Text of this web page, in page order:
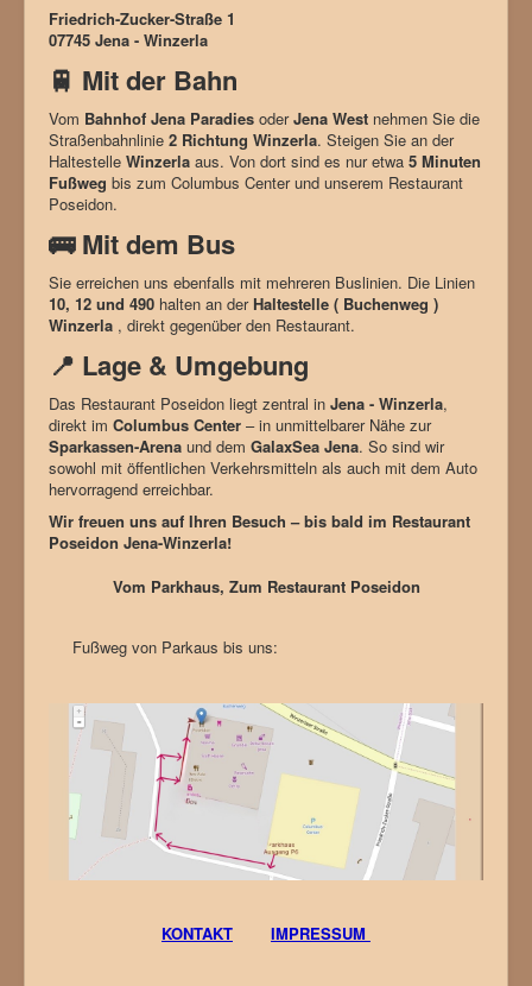
Friedrich-Zucker-Straße 1
07745 Jena - Winzerla
🚆 Mit der Bahn
Vom Bahnhof Jena Paradies oderJena West nehmen Sie die
Straßenbahnlinie 2 Richtung Winzerla. Steigen Sie an der
Haltestelle Winzerla aus. Von dort sind es nur etwa 5 Minuten
Fußweg bis zum Columbus Center und unserem Restaurant
Poseidon.
🚌 Mit dem Bus
Sie erreichen uns ebenfalls mit mehreren Buslinien. Die Linien
10, 12 und 490 halten an der Haltestelle ( Buchenweg )
Winzerla , direkt gegenüber den Restaurant.
📍 Lage & Umgebung
Das Restaurant Poseidon liegt zentral in Jena - Winzerla,
direkt im Columbus Center – in unmittelbarer Nähe zur
Sparkassen-Arena und dem GalaxSea Jena. So sind wir
sowohl mit öffentlichen Verkehrsmitteln als auch mit dem Auto
hervorragend erreichbar.
Wir freuen uns auf Ihren Besuch – bis bald im Restaurant
Poseidon Jena-Winzerla!
Vom Parkhaus, Zum Restaurant Poseidon
Fußweg von Parkaus bis uns:
KONTAKT IMPRESSUM